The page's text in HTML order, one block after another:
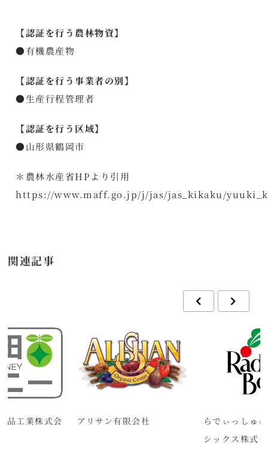
【認証を行う農林物資】
●有機農産物
【認証を行う事業者の別】
●生産行程管理者
【認証を行う区域】
●山形県鶴岡市
＊農林水産省HPより引用
https://www.maff.go.jp/j/jas/jas_kikaku/
関連記事
品工業株式会 アリサン有限会社
らでぃっしゅ
シックス株式